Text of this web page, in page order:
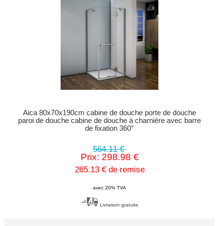
Aica 80x70x190cm cabine de douche porte de douche
paroi de douche cabine de douche à charnière avec barre
de fixation 360°
564.11 €
Prix: 298.98 €
265.13 € de remise
avec 20% TVA
Livraison gratuite